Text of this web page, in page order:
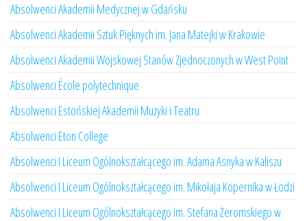
Absolwenci Akademii Medycznej w Gdańsku
Absolwenci Akademii Sztuk Pięknych im. Jana Matejki w Krakowie
Absolwenci Akademii Wojskowej Stanów Zjednoczonych w West Point
Absolwenci École polytechnique
Absolwenci Estońskiej Akademii Muzyki i Teatru
Absolwenci Eton College
Absolwenci I Liceum Ogólnokształcącego im. Adama Asnyka w Kaliszu
Absolwenci I Liceum Ogólnokształcącego im. Mikołaja Kopernika w Łodzi
Absolwenci I Liceum Ogólnokształcącego im. Stefana Żeromskiego w